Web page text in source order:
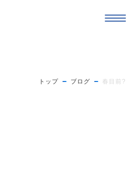
トップ ブログ 春目前?